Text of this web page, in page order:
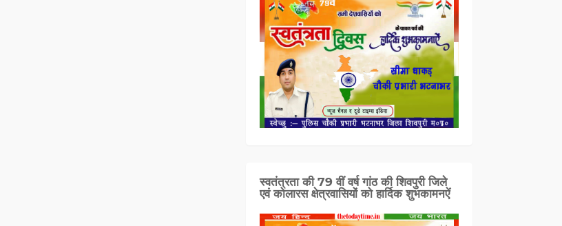
स्वतंत्रता की 79 वीं वर्ष गांठ की शिवपुरी जिले
एवं कोलारस क्षेत्रवासियों को हार्दिक शुभकामनऐं